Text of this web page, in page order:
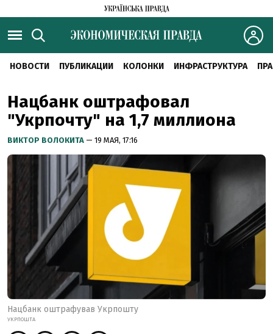
НОВОСТИ ПУБЛИКАЦИИ КОЛОНКИ ИНФРАСТРУКТУРА
Нацбанк оштрафовал
"Укрпочту" на 1,7 миллиона
ВИКТОР ВОЛОКИТА — 19 МАЯ, 17:16
Нацбанк оштрафував Укрпошту
УКРПОШТА